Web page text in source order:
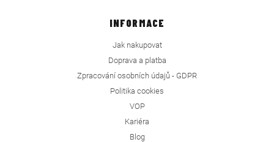
INFORMACE
Jak nakupovat
Doprava a platba
Zpracování osobních údajů - GDPR
Politika cookies
VOP
Kariéra
Blog